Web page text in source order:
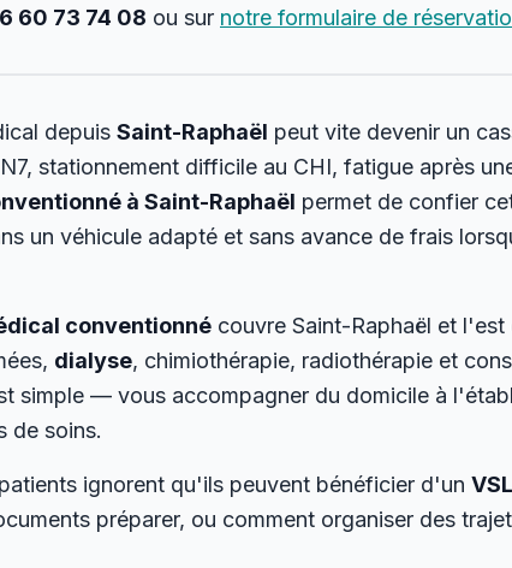
60 73 74 08 ou sur notre formulaire de
depuis Saint-Raphaël peut vite devenir un
stationnement difficile au CHI, fatigue après
à Saint-Raphaël permet de confier
un véhicule adapté et sans avance de frais
conventionné couvre Saint-Raphaël et l'est
dialyse, chimiothérapie, radiothérapie et
simple — vous accompagner du domicile à
de soins.
ignorent qu'ils peuvent bénéficier d'un
préparer, ou comment organiser des